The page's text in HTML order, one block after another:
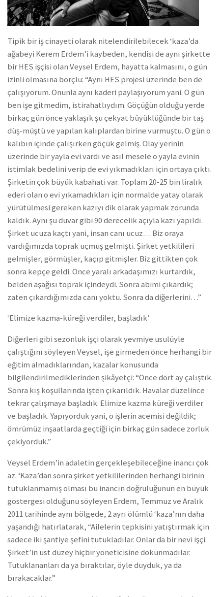
Tipik bir iş cinayeti olarak nitelendirilebilecek ‘kaza’da
ağabeyi Kerem Erdem’i kaybeden, kendisi de aynı şirkette
bir HES işçisi olan Veysel Erdem, hayatta kalmasını, o gün
izinli olmasına borçlu: “Aynı HES projesi üzerinde ben de
çalışıyorum. Onunla aynı kaderi paylaşıyorum yani. O gün
ben işe gitmedim, istirahatlıydım. Göçüğün olduğu yerde
birkaç gün önce yaklaşık şu çekyat büyüklüğünde bir taş
düş-müştü ve yapılan kalıplardan birine vurmuştu. O gün o
kalıbın içinde çalışırken göçük gelmiş. Olay yerinin
üzerinde bir yayla evi vardı ve asıl mesele o yayla evinin
istimlak bedelini verip de evi yıkmadıkları için ortaya çıktı.
Şirketin çok büyük kabahati var. Toplam 20-25 bin liralık
ederi olan o evi yıkamadıkları için normalde yatay olarak
yürütülmesi gereken kazıyı dik olarak yapmak zorunda
kaldık. Aynı şu duvar gibi 90 derecelik açıyla kazı yapıldı.
Şirket ucuza kaçtı yani, insan canı ucuz… Biz oraya
vardığımızda toprak uçmuş gelmişti. Şirket yetkilileri
gelmişler, görmüşler, kaçıp gitmişler. Biz gittikten çok
sonra kepçe geldi. Önce yaralı arkadaşımızı kurtardık,
belden aşağısı toprak içindeydi. Sonra abimi çıkardık;
zaten çıkardığımızda canı yoktu. Sonra da diğerlerini…”
‘Elimize kazma-küreği verdiler, başladık’
Diğerleri gibi sezonluk işçi olarak yevmiye usulüyle
çalıştığını söyleyen Veysel, işe girmeden önce herhangi bir
eğitim almadıklarından, kazalar konusunda
bilgilendirilmediklerinden şikâyetçi: “Önce dört ay çalıştık.
Sonra kış koşullarında işten çıkarıldık. Havalar düzelince
tekrar çalışmaya başladık. Elimize kazma küreği verdiler
ve başladık. Yapıyorduk yani, o işlerin acemisi değildik;
ömrümüz inşaatlarda geçtiği için birkaç gün sadece zorluk
çekiyorduk.”
Veysel Erdem’in adaletin gerçekleşebileceğine inancı çok
az. ‘Kaza’dan sonra şirket yetkililerinden herhangi birinin
tutuklanmamış olması bu inancın doğruluğunun en büyük
göstergesi olduğunu söyleyen Erdem, Temmuz ve Aralık
2011 tarihinde aynı bölgede, 2 ayrı ölümlü ‘kaza’nın daha
yaşandığı hatırlatarak, “Ailelerin tepkisini yatıştırmak için
sadece iki şantiye şefini tutukladılar. Onlar da bir nevi işçi.
Şirket’in üst düzey hiçbir yöneticisine dokunmadılar.
Tutuklananları da ya bıraktılar, öyle duyduk, ya da
bırakacaklar.”